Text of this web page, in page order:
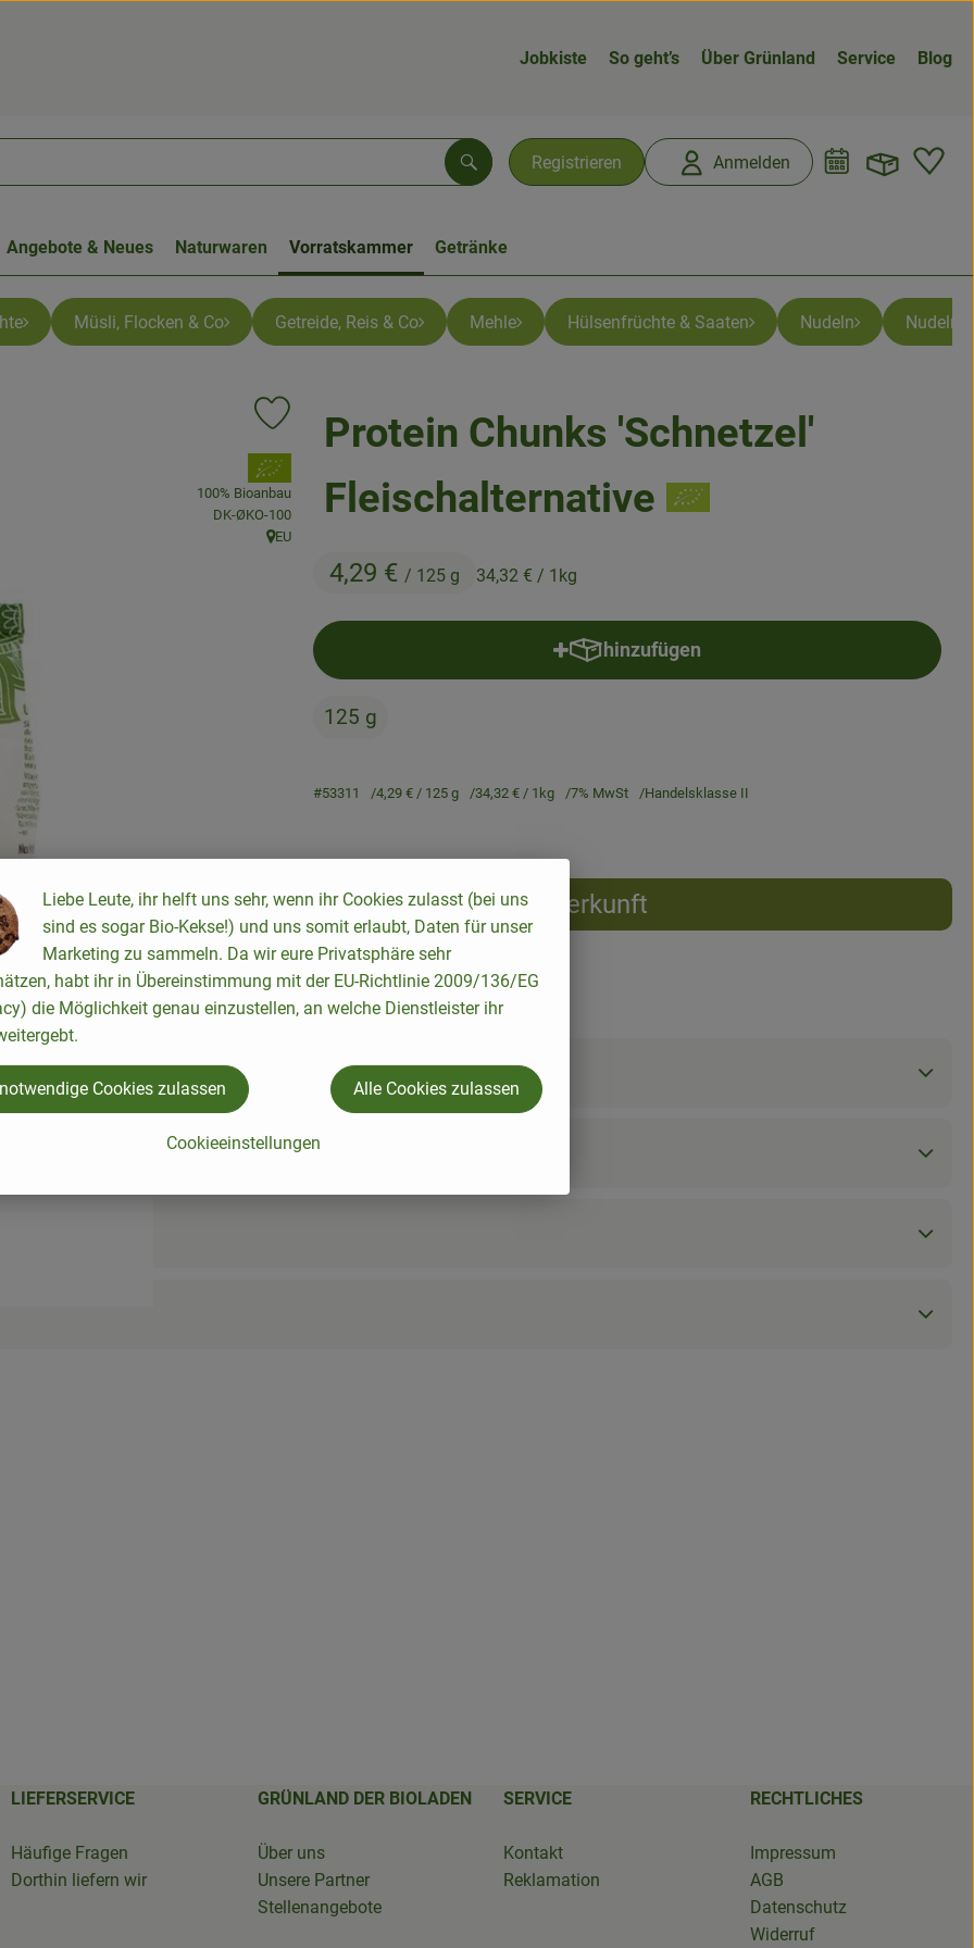
Jobkiste So geht’s Über Grünland Service Blog
Registrieren Anmelden
Suchen
Angebote & Neues Naturwaren Vorratskammer Getränke
Müsli, Flocken & Co Getreide, Reis & Co Mehle Hülsenfrüchte & Saaten Nudeln Nudeln
Protein Chunks 'Schnetzel'
Fleischalternative
4,29 € / 125 g 34,32 € / 1kg
Produkt zu Favouriten hinzufügen
, Verband:
100% Bioanbau
, Kontrollstelle:
DK-ØKO-100
, Herkunft:
EU
hinzufügen
Produkt zum Warenkorb hinzufügen
125 g
#53311 4,29 € / 125 g 34,32 € / 1kg 7% MwSt Handelsklasse II
Rezepte
Herkunft
passenden Rezepte gefunden.
LIEFERSERVICE
Häufige Fragen
Dorthin liefern wir
GRÜNLAND DER BIOLADEN
Über uns
Unsere Partner
Stellenangebote
SERVICE
Kontakt
Reklamation
RECHTLICHES
Impressum
AGB
Datenschutz
Widerruf
Liebe Leute, ihr helft uns sehr, wenn ihr Cookies zulasst (bei uns
sind es sogar Bio-Kekse!) und uns somit erlaubt, Daten für unser
Marketing zu sammeln. Da wir eure Privatsphäre sehr
habt ihr in Übereinstimmung mit der EU-Richtlinie 2009/136/EG
die Möglichkeit genau einzustellen, an welche Dienstleister ihr
Cookieeinstellungen
Cookies zulassen Alle Cookies zulassen